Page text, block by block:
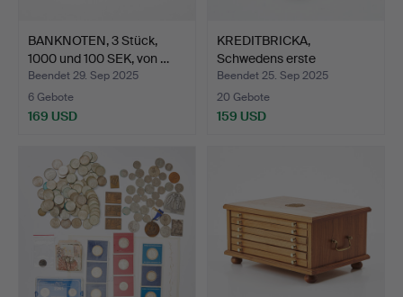
BANKNOTEN, 3 Stück,
1000 und 100 SEK, von …
Beendet 29. Sep 2025
6 Gebote
169 USD
KREDITBRICKA,
Schwedens erste
Kreditkarte,…
Beendet 25. Sep 2025
20 Gebote
159 USD